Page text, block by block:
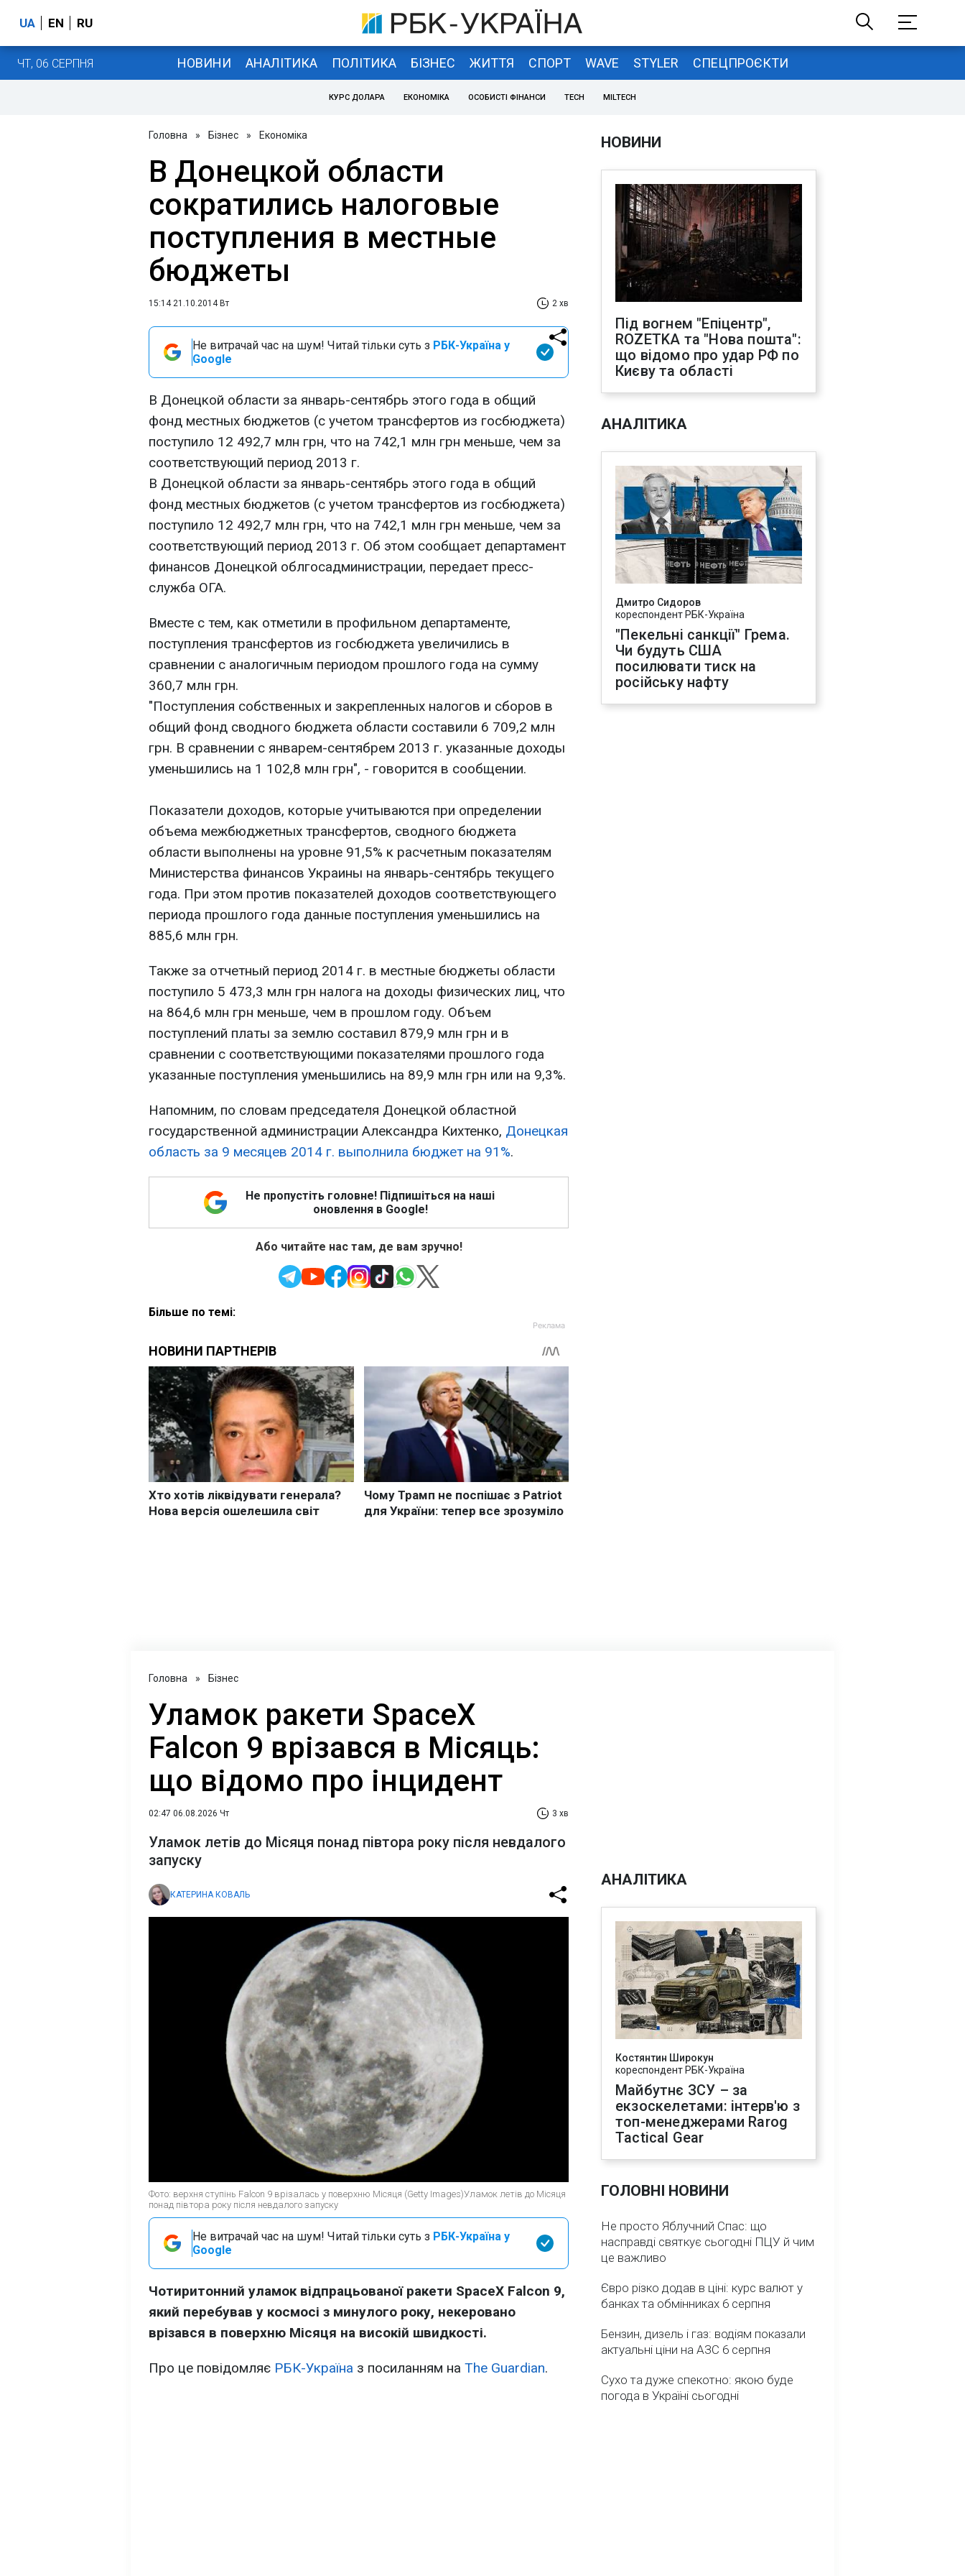
UA EN RU
ЧТ, 06 СЕРПНЯ НОВИНИ АНАЛІТИКА ПОЛІТИКА БІЗНЕС ЖИТТЯ СПОРТ WAVE STYLER СПЕЦПРОЄКТИ
КУРС ДОЛАРА ЕКОНОМІКА ОСОБИСТІ ФІНАНСИ TECH MILTECH
Головна » Бізнес » Економіка
В Донецкой области
сократились налоговые
поступления в местные
бюджеты
15:14 21.10.2014 Вт 2 хв
Не витрачай час на шум! Читай тільки суть з РБК-Україна у
Google
В Донецкой области за январь-сентябрь этого года в общий
фонд местных бюджетов (с учетом трансфертов из госбюджета)
поступило 12 492,7 млн грн, что на 742,1 млн грн меньше, чем за
соответствующий период 2013 г.
В Донецкой области за январь-сентябрь этого года в общий
фонд местных бюджетов (с учетом трансфертов из госбюджета)
поступило 12 492,7 млн грн, что на 742,1 млн грн меньше, чем за
соответствующий период 2013 г. Об этом сообщает департамент
финансов Донецкой облгосадминистрации, передает пресс-
служба ОГА.
Вместе с тем, как отметили в профильном департаменте,
поступления трансфертов из госбюджета увеличились в
сравнении с аналогичным периодом прошлого года на сумму
360,7 млн грн.
"Поступления собственных и закрепленных налогов и сборов в
общий фонд сводного бюджета области составили 6 709,2 млн
грн. В сравнении с январем-сентябрем 2013 г. указанные доходы
уменьшились на 1 102,8 млн грн", - говорится в сообщении.
Показатели доходов, которые учитываются при определении
объема межбюджетных трансфертов, сводного бюджета
области выполнены на уровне 91,5% к расчетным показателям
Министерства финансов Украины на январь-сентябрь текущего
года. При этом против показателей доходов соответствующего
периода прошлого года данные поступления уменьшились на
885,6 млн грн.
Также за отчетный период 2014 г. в местные бюджеты области
поступило 5 473,3 млн грн налога на доходы физических лиц, что
на 864,6 млн грн меньше, чем в прошлом году. Объем
поступлений платы за землю составил 879,9 млн грн и в
сравнении с соответствующими показателями прошлого года
указанные поступления уменьшились на 89,9 млн грн или на 9,3%.
Напомним, по словам председателя Донецкой областной
государственной администрации Александра Кихтенко, Донецкая
область за 9 месяцев 2014 г. выполнила бюджет на 91%.
Не пропустіть головне! Підпишіться на наші
оновлення в Google!
Або читайте нас там, де вам зручно!
Більше по темі:
НОВИНИ
Під вогнем "Епіцентр",
ROZETKA та "Нова пошта":
що відомо про удар РФ по
Києву та області
АНАЛІТИКА
Дмитро Сидоров
кореспондент РБК-Україна
"Пекельні санкції" Грема.
Чи будуть США
посилювати тиск на
російську нафту
Головна » Бізнес
Уламок ракети SpaceX
Falcon 9 врізався в Місяць:
що відомо про інцидент
02:47 06.08.2026 Чт 3 хв
Уламок летів до Місяця понад півтора року після невдалого
запуску
КАТЕРИНА КОВАЛЬ
Фото: верхня ступінь Falcon 9 врізалась у поверхню Місяця (Getty Images)Уламок летів до Місяця
понад півтора року після невдалого запуску
Не витрачай час на шум! Читай тільки суть з РБК-Україна у
Google
Чотиритонний уламок відпрацьованої ракети SpaceX Falcon 9,
який перебував у космосі з минулого року, некеровано
врізався в поверхню Місяця на високій швидкості.
Про це повідомляє РБК-Україна з посиланням на The Guardian.
АНАЛІТИКА
Костянтин Широкун
кореспондент РБК-Україна
Майбутнє ЗСУ – за
екзоскелетами: інтерв'ю з
топ-менеджерами Rarog
Tactical Gear
ГОЛОВНІ НОВИНИ
Не просто Яблучний Спас: що
насправді святкує сьогодні ПЦУ й чим
це важливо
Євро різко додав в ціні: курс валют у
банках та обмінниках 6 серпня
Бензин, дизель і газ: водіям показали
актуальні ціни на АЗС 6 серпня
Сухо та дуже спекотно: якою буде
погода в Україні сьогодні